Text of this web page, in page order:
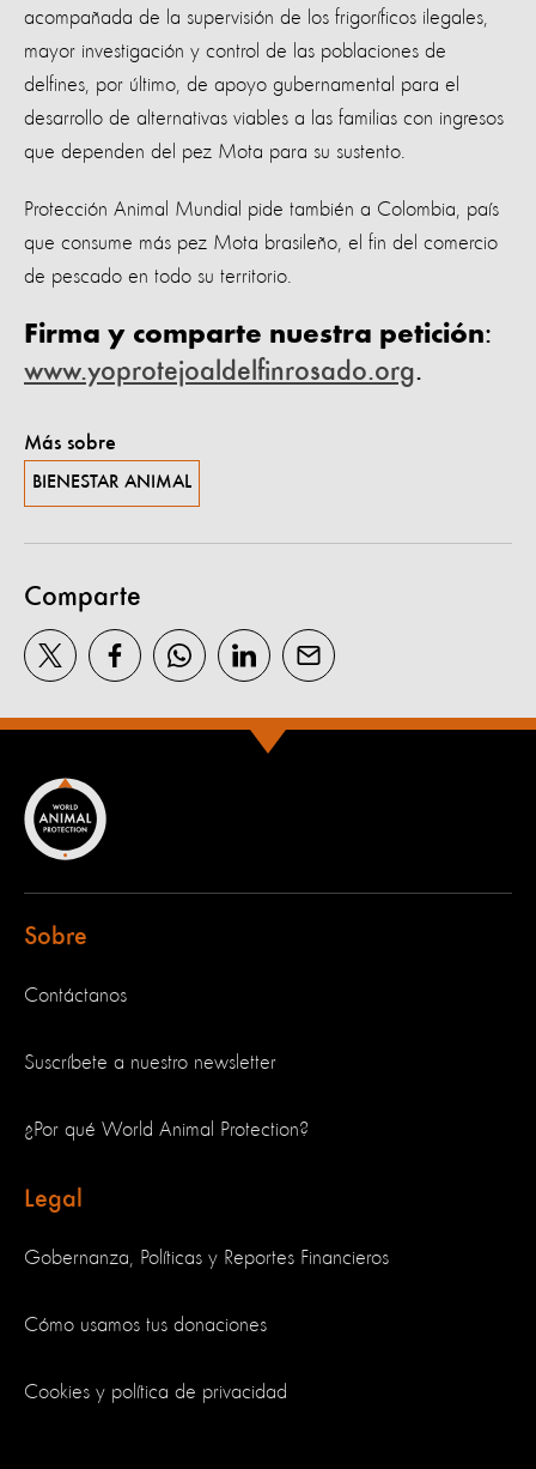
acompañada de la supervisión de los frigoríficos ilegales,
mayor investigación y control de las poblaciones de
delfines, por último, de apoyo gubernamental para el
desarrollo de alternativas viables a las familias con ingresos
que dependen del pez Mota para su sustento.
Protección Animal Mundial pide también a Colombia, país
que consume más pez Mota brasileño, el fin del comercio
de pescado en todo su territorio.
Firma y comparte nuestra petición:
www.yoprotejoaldelfinrosado.org.
Más sobre
BIENESTAR ANIMAL
Comparte
Sobre
Contáctanos
Suscríbete a nuestro newsletter
¿Por qué World Animal Protection?
Legal
Gobernanza, Políticas y Reportes Financieros
Cómo usamos tus donaciones
Cookies y política de privacidad